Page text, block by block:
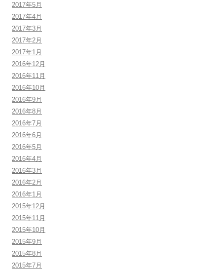
2017年5月
2017年4月
2017年3月
2017年2月
2017年1月
2016年12月
2016年11月
2016年10月
2016年9月
2016年8月
2016年7月
2016年6月
2016年5月
2016年4月
2016年3月
2016年2月
2016年1月
2015年12月
2015年11月
2015年10月
2015年9月
2015年8月
2015年7月